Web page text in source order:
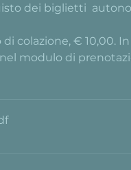
dei biglietti
colazione, € 10,00.
modulo di